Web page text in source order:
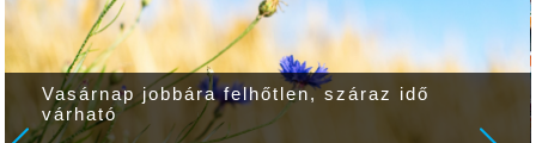
Vasárnap jobbára felhőtlen, száraz idő
várható